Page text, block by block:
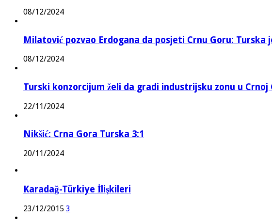
08/12/2024
Milatović pozvao Erdogana da posjeti Crnu Goru:
08/12/2024
Turski konzorcijum želi da gradi industrijsku zonu u Crnoj
22/11/2024
Nikšić: Crna Gora Turska 3:1
20/11/2024
Karadağ-Türkiye İlişkileri
23/12/2015 3